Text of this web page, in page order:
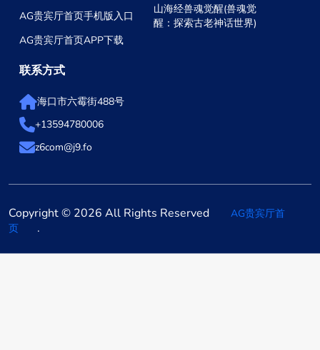
AG贵宾厅首页手机版入口
AG贵宾厅首页APP下载
山海经兽魂觉醒(兽魂觉
醒：探索古老神话世界)
联系方式
海口市六霉街488号
+13594780006
z6com@j9.fo
Copyright © 2026 All Rights Reserved
AG贵宾厅首
页
.